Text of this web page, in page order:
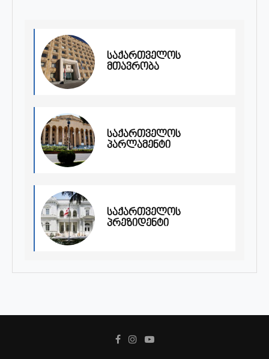
საქართველოს
მთავრობა
საქართველოს
პარლამენტი
საქართველოს
პრეზიდენტი